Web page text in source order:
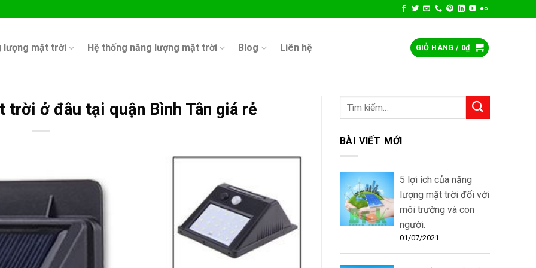
lượng mặt trời Hệ thống năng lượng mặt trời Blog Liên hệ GIỎ HÀNG / 0₫
trời ở đâu tại quận Bình Tân giá rẻ
BÀI VIẾT MỚI
5 lợi ích của năng
lượng mặt trời đối với
môi trường và con
người.
01/07/2021